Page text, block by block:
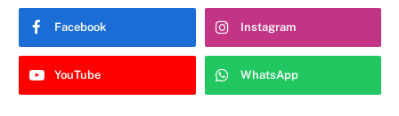
Facebook Instagram
YouTube WhatsApp